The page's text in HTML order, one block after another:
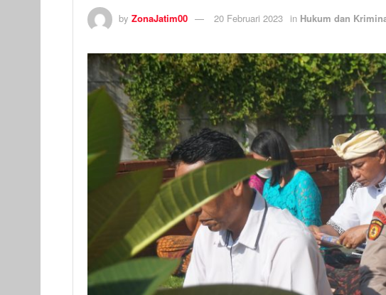
by ZonaJatim00 20 Februari 2023 in Hukum dan